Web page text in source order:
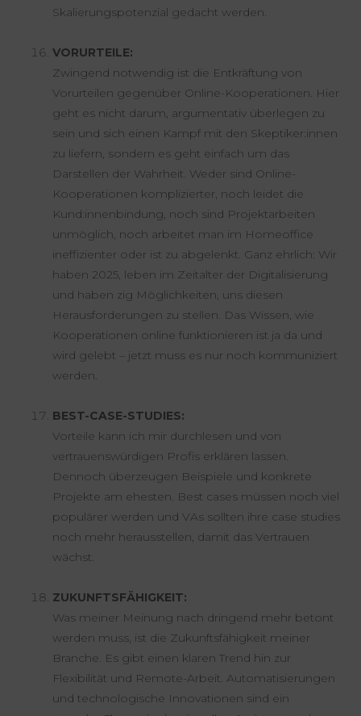
Skalierungspotenzial gedacht werden.
VORURTEILE:
Zwingend notwendig ist die Entkräftung von
Vorurteilen gegenüber Online-Kooperationen. Hier
geht es nicht darum, argumentativ überlegen zu
sein und sich einen Kampf mit den Skeptiker:innen
zu liefern, sondern es geht einfach um das
Darstellen der Wahrheit. Weder sind Online-
Kooperationen komplizierter, noch leidet die
Kund:innenbindung, noch sind Projektarbeiten
unmöglich, noch arbeitet man im Homeoffice
ineffizienter oder ist zu abgelenkt. Ganz ehrlich: Wir
haben 2025, leben im Zeitalter der Digitalisierung
und haben zig Möglichkeiten, uns diesen
Herausforderungen zu stellen. Das Wissen, wie
Kooperationen online funktionieren ist ja da und
wird gelebt – jetzt muss es nur noch kommuniziert
werden.
BEST-CASE-STUDIES:
Vorteile kann ich mir durchlesen und von
vertrauenswürdigen Profis erklären lassen.
Dennoch überzeugen Beispiele und konkrete
Projekte am ehesten. Best cases müssen noch viel
populärer werden und VAs sollten ihre case studies
noch mehr herausstellen, damit das Vertrauen
wächst.
ZUKUNFTSFÄHIGKEIT:
Was meiner Meinung nach dringend mehr betont
werden muss, ist die Zukunftsfähigkeit meiner
Branche. Es gibt einen klaren Trend hin zur
Flexibilität und Remote-Arbeit. Automatisierungen
und technologische Innovationen sind ein